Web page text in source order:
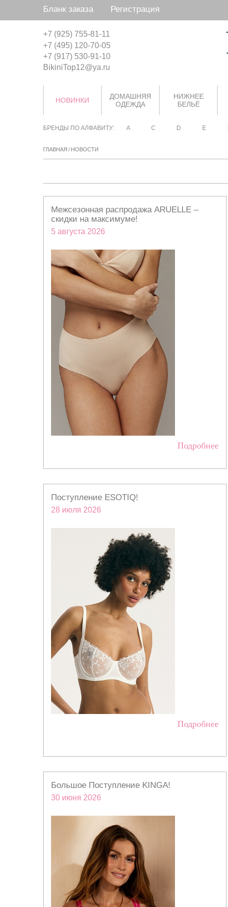
Бланк заказа Регистрация
+7 (925) 755-81-11
+7 (495) 120-70-05
+7 (917) 530-91-10
BikiniTop12@ya.ru
НОВИНКИ
ДОМАШНЯЯ
ОДЕЖДА
НИЖНЕЕ
БЕЛЬЁ
БРЕНДЫ ПО АЛФАВИТУ: A C D E
ГЛАВНАЯ / НОВОСТИ
Межсезонная распродажа ARUELLE –
скидки на максимуме!
5 августа 2026
Подробнее
Поступление ESOTIQ!
28 июля 2026
Подробнее
Большое Поступление KINGA!
30 июня 2026